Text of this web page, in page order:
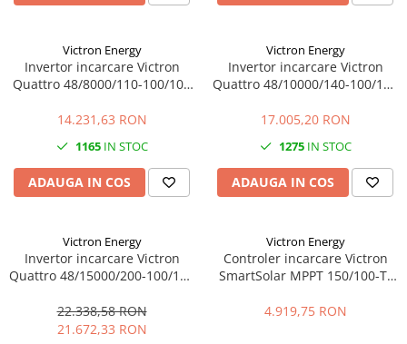
Victron Energy
Invertor incarcare Victron
Quattro 48/8000/110-100/100
PowerAssist
14.231,63 RON
1165IN STOC
ADAUGA IN COS
Victron Energy
Invertor incarcare Victron
Quattro 48/10000/140-100/100
PowerAssist
17.005,20 RON
1275IN STOC
ADAUGA IN COS
Victron Energy
Invertor incarcare Victron
Quattro 48/15000/200-100/100
PowerAssist
22.338,58 RON
21.672,33 RON
Victron Energy
Controler incarcare Victron
SmartSolar MPPT 150/100-Tr
eficienta maxima
4.919,75 RON